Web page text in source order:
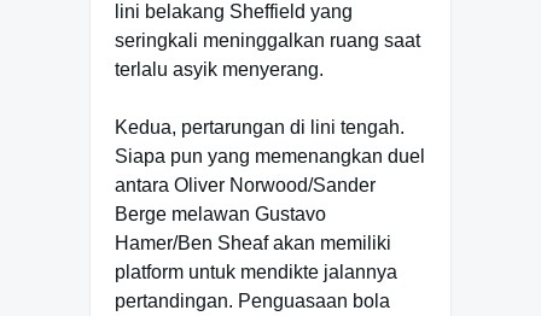
lini belakang Sheffield yang
seringkali meninggalkan ruang saat
terlalu asyik menyerang.
Kedua, pertarungan di lini tengah.
Siapa pun yang memenangkan duel
antara Oliver Norwood/Sander
Berge melawan Gustavo
Hamer/Ben Sheaf akan memiliki
platform untuk mendikte jalannya
pertandingan. Penguasaan bola